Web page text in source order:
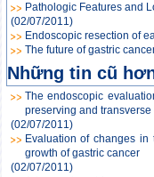
Pathologic Features and
(02/07/2011)
Endoscopic resection of
The future of gastric
Những tin cũ
The endoscopic
preserving and transverse
(02/07/2011)
Evaluation of changes
growth of gastric cancer
(02/07/2011)